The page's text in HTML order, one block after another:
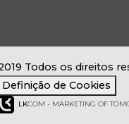
Todos os direitos
Definição de Cookies
LKCOM - MARKETING OF